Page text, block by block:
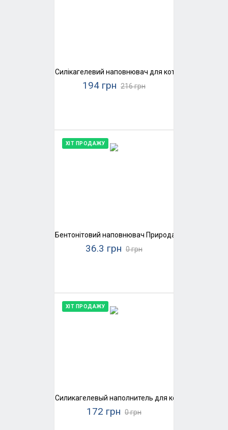
Силікагелевий наповнювач для котячого туалету
194 грн 216 грн
ХІТ ПРОДАЖУ
Бентонітовий наповнювач Природа SaniPet,
36.3 грн 0 грн
ХІТ ПРОДАЖУ
Силикагелевый наполнитель для кошачьего
172 грн 0 грн